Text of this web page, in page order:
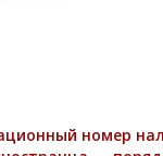
номер